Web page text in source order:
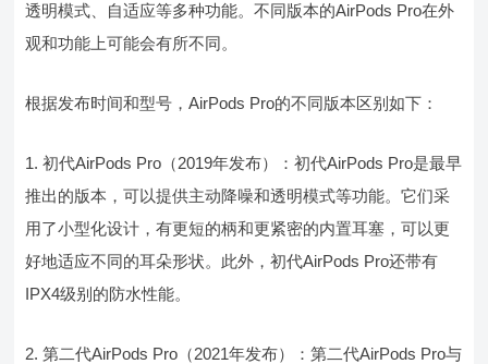
透明模式、自适应等多种功能。不同版本的AirPods Pro在外
观和功能上可能会有所不同。
根据发布时间和型号，AirPods Pro的不同版本区别如下：
1. 初代AirPods Pro（2019年发布）：初代AirPods Pro是最早
推出的版本，可以提供主动降噪和透明模式等功能。它们采
用了小型化设计，有更短的柄和更紧密的内置耳塞，可以更
好地适应不同的耳朵形状。此外，初代AirPods Pro还带有
IPX4级别的防水性能。
2. 第二代AirPods Pro（2021年发布）：第二代AirPods Pro与